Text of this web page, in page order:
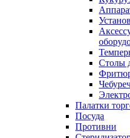
Столы
Палатки
Посуда
Противни